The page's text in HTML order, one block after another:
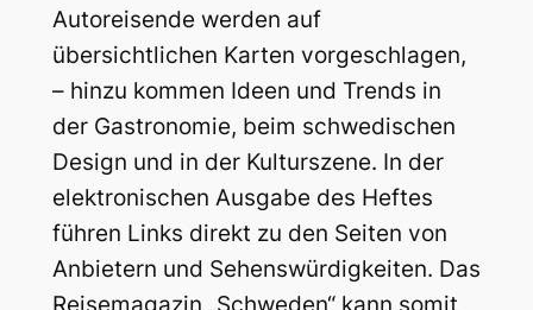
Autoreisende werden auf
übersichtlichen Karten vorgeschlagen,
– hinzu kommen Ideen und Trends in
der Gastronomie, beim schwedischen
Design und in der Kulturszene. In der
elektronischen Ausgabe des Heftes
führen Links direkt zu den Seiten von
Anbietern und Sehenswürdigkeiten. Das